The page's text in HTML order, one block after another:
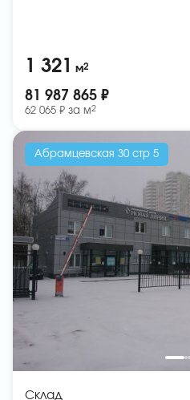
1 321 м2
81 987 865 ₽
62 065 ₽ за м2
Абрамцевская 30 стр 5
Склад